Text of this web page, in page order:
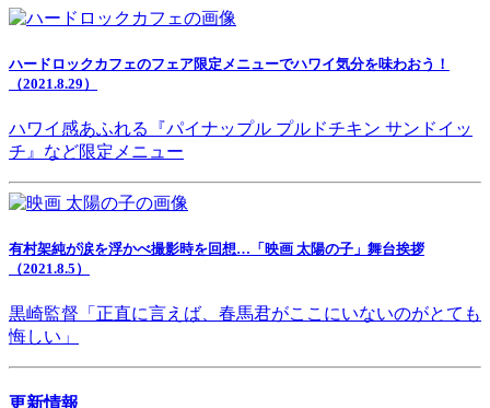
ハードロックカフェのフェア限定メニューでハワイ気分を味わおう！
（2021.8.29）
ハワイ感あふれる『パイナップル プルドチキン サンドイッ
チ』など限定メニュー
有村架純が涙を浮かべ撮影時を回想…「映画 太陽の子」舞台挨拶
（2021.8.5）
黒崎監督「正直に言えば、春馬君がここにいないのがとても
悔しい」
更新情報